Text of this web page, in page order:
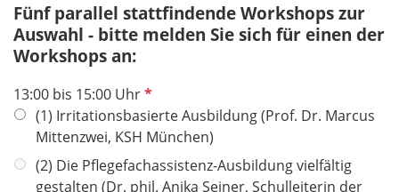
h
t
f
e
l
d
Fünf parallel stattfindende Workshops zur
Auswahl - bitte melden Sie sich für einen der
Workshops an:
13:00 bis 15:00 UhrP
f
l
i
c
(1) Irritationsbasierte Ausbildung (Prof. Dr. Marcus
Mittenzwei, KSH München)
(2) Die Pflegefachassistenz-Ausbildung vielfältig
gestalten (Dr. phil. Anika Seiner, Schulleiterin der